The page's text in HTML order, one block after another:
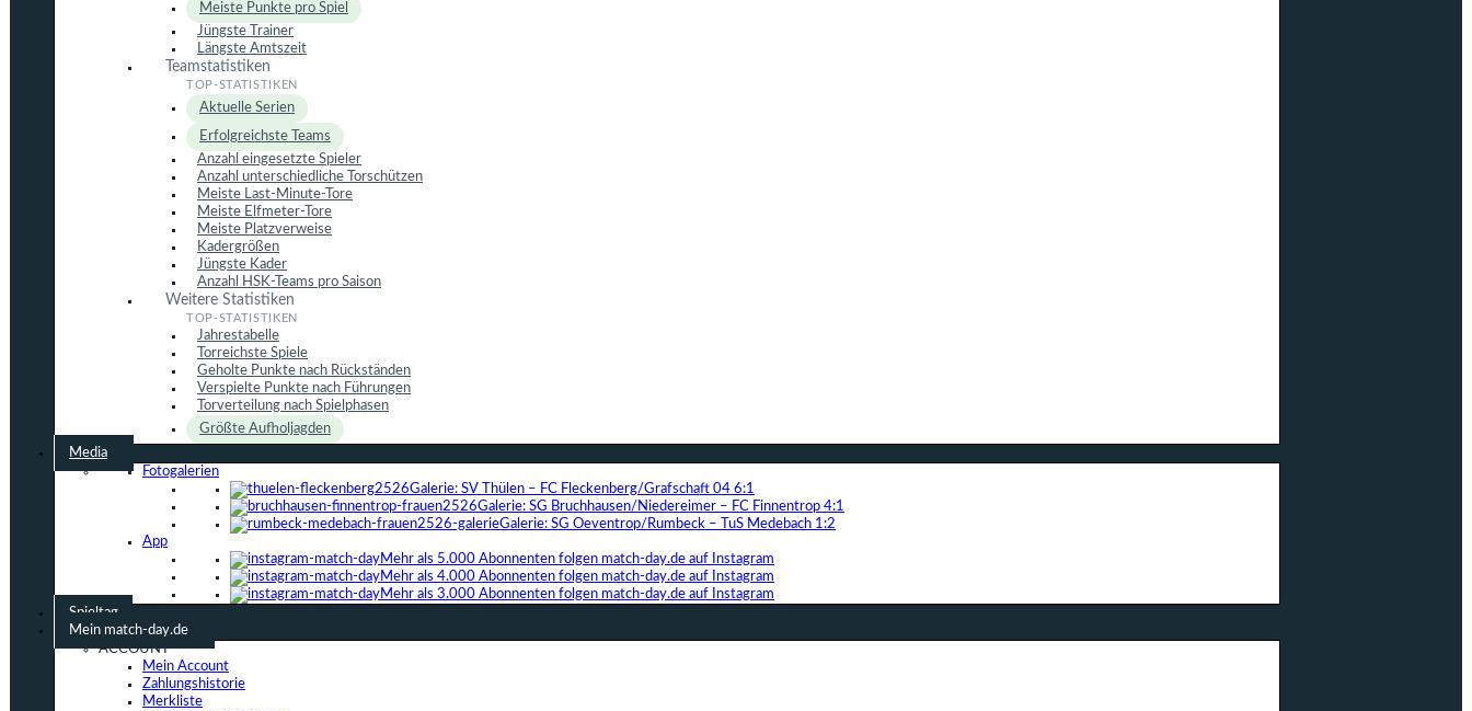
Meiste Punkte pro Spiel
Jüngste Trainer
Längste Amtszeit
Teamstatistiken
Aktuelle Serien
Erfolgreichste Teams
Anzahl eingesetzte Spieler
Anzahl unterschiedliche Torschützen
Meiste Last-Minute-Tore
Meiste Elfmeter-Tore
Meiste Platzverweise
Kadergrößen
Jüngste Kader
Anzahl HSK-Teams pro Saison
Weitere Statistiken
Jahrestabelle
Torreichste Spiele
Geholte Punkte nach Rückständen
Verspielte Punkte nach Führungen
Torverteilung nach Spielphasen
Größte Aufholjagden
Media
Fotogalerien
Galerie: SV Thülen – FC Fleckenberg/Grafschaft 04 6:1
Galerie: SG Bruchhausen/Niedereimer – FC Finnentrop 4:1
Galerie: SG Oeventrop/Rumbeck – TuS Medebach 1:2
App
Mehr als 5.000 Abonnenten folgen match-day.de auf Instagram
Mehr als 4.000 Abonnenten folgen match-day.de auf Instagram
Mehr als 3.000 Abonnenten folgen match-day.de auf Instagram
Spieltag
Mein match-day.de
ACCOUNT
Mein Account
Zahlungshistorie
Merkliste